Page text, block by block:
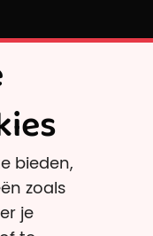
bieden,
zoals
je